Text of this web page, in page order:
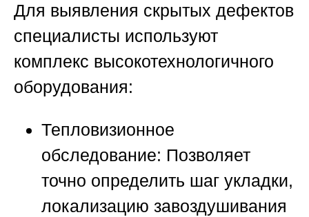
Для выявления скрытых дефектов
специалисты используют
комплекс высокотехнологичного
оборудования:
Тепловизионное
обследование: Позволяет
точно определить шаг укладки,
локализацию завоздушивания